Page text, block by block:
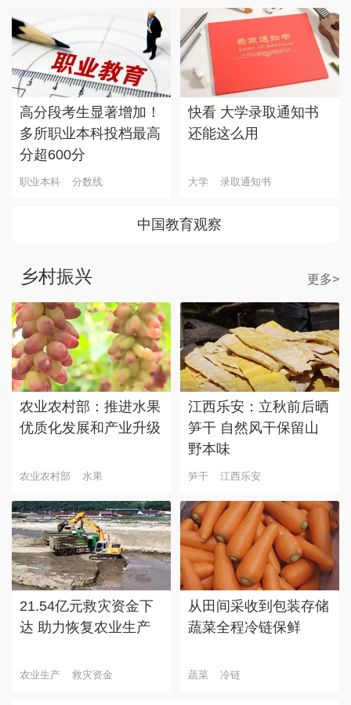
高分段考生显著增加！
多所职业本科投档最高
分超600分
职业本科 分数线
快看 大学录取通知书
还能这么用
大学 录取通知书
中国教育观察
乡村振兴 更多>
农业农村部：推进水果
优质化发展和产业升级
农业农村部 水果
江西乐安：立秋前后晒
笋干 自然风干保留山
野本味
笋干 江西乐安
21.54亿元救灾资金下
达 助力恢复农业生产
农业生产 救灾资金
从田间采收到包装存储
蔬菜全程冷链保鲜
蔬菜 冷链